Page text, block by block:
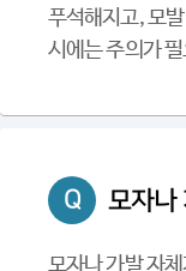
푸석해지고, 모
시에는 주의가
Q 모자나
모자나 가발 자